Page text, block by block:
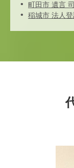
町田市 遺言
稲城市 法人